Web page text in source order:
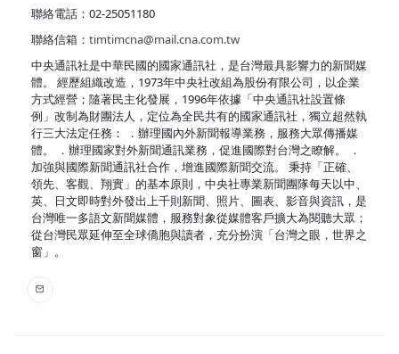
聯絡電話：02-25051180
聯絡信箱： timtimcna@mail.cna.com.tw
中央通訊社是中華民國的國家通訊社，是台灣最具影響力的新聞媒
體。 經歷組織改造，1973年中央社改組為股份有限公司，以企業
方式經營；隨著民主化發展，1996年依據「中央通訊社設置條
例」改制為財團法人，定位為全民共有的國家通訊社，獨立超然執
行三大法定任務： ．辦理國內外新聞報導業務，服務大眾傳播媒
體。 ．辦理國家對外新聞通訊業務，促進國際對台灣之瞭解。 ．
加強與國際新聞通訊社合作，增進國際新聞交流。 秉持「正確、
領先、客觀、翔實」的基本原則，中央社專業新聞團隊每天以中、
英、日文即時對外發出上千則新聞、照片、圖表、影音與資訊，是
台灣唯一多語文新聞媒體，服務對象從媒體客戶擴大為閱聽大眾；
從台灣民眾延伸至全球僑胞與讀者，充分扮演「台灣之眼，世界之
窗」。